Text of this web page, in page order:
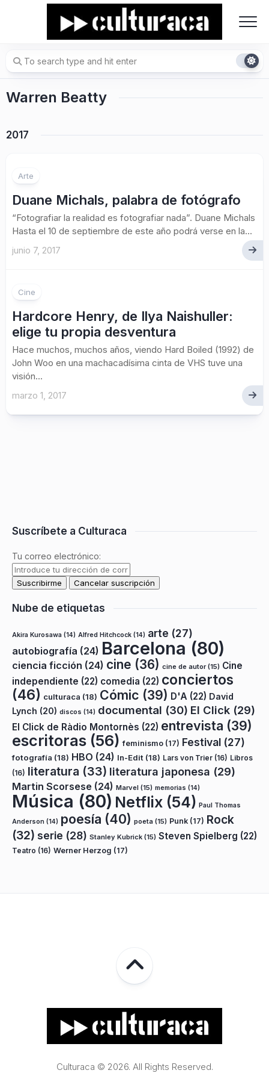
Warren Beatty
2017
Arte
Duane Michals, palabra de fotógrafo
“Fotografiar la realidad es fotografiar nada”. Duane Michals
Hasta el 10 de septiembre de este año podrá verse en la...
junio 7, 2017
Cine
Hardcore Henry, de Ilya Naishuller:
elige tu propia desventura
Hace muchos, muchos años, viendo Hard Boiled (1992) de
John Woo en una machacadísima cinta de VHS tuve una
visión...
marzo 1, 2017
Suscríbete a Culturaca
Tu correo electrónico:
Nube de etiquetas
Akira Kurosawa (14) Alfred Hitchcock (14) arte (27)
autobiografía (24) Barcelona (80)
ciencia ficción (24) cine (36) cine de autor(15) Cine
independiente (22) comedia (22) conciertos
(46) culturaca (18) Cómic (39) D'A (22) David
Lynch (20) discos (14) documental (30) El Click (29)
El Click de Ràdio Montornès (22) entrevista (39)
escritoras (56) feminismo (17) Festival (27)
fotografía (18) HBO (24) In-Edit (18) Lars von Trier (16) Libros
(16) literatura (33) literatura japonesa (29)
Martin Scorsese (24) Marvel (15) memorias (14)
Música (80) Netflix (54) Paul Thomas
Anderson (14) poesía (40) poeta (15) Punk (17) Rock
(32) serie (28) Stanley Kubrick (15) Steven Spielberg (22)
Teatro (16) Werner Herzog (17)
Culturaca © 2026. All Rights Reserved.